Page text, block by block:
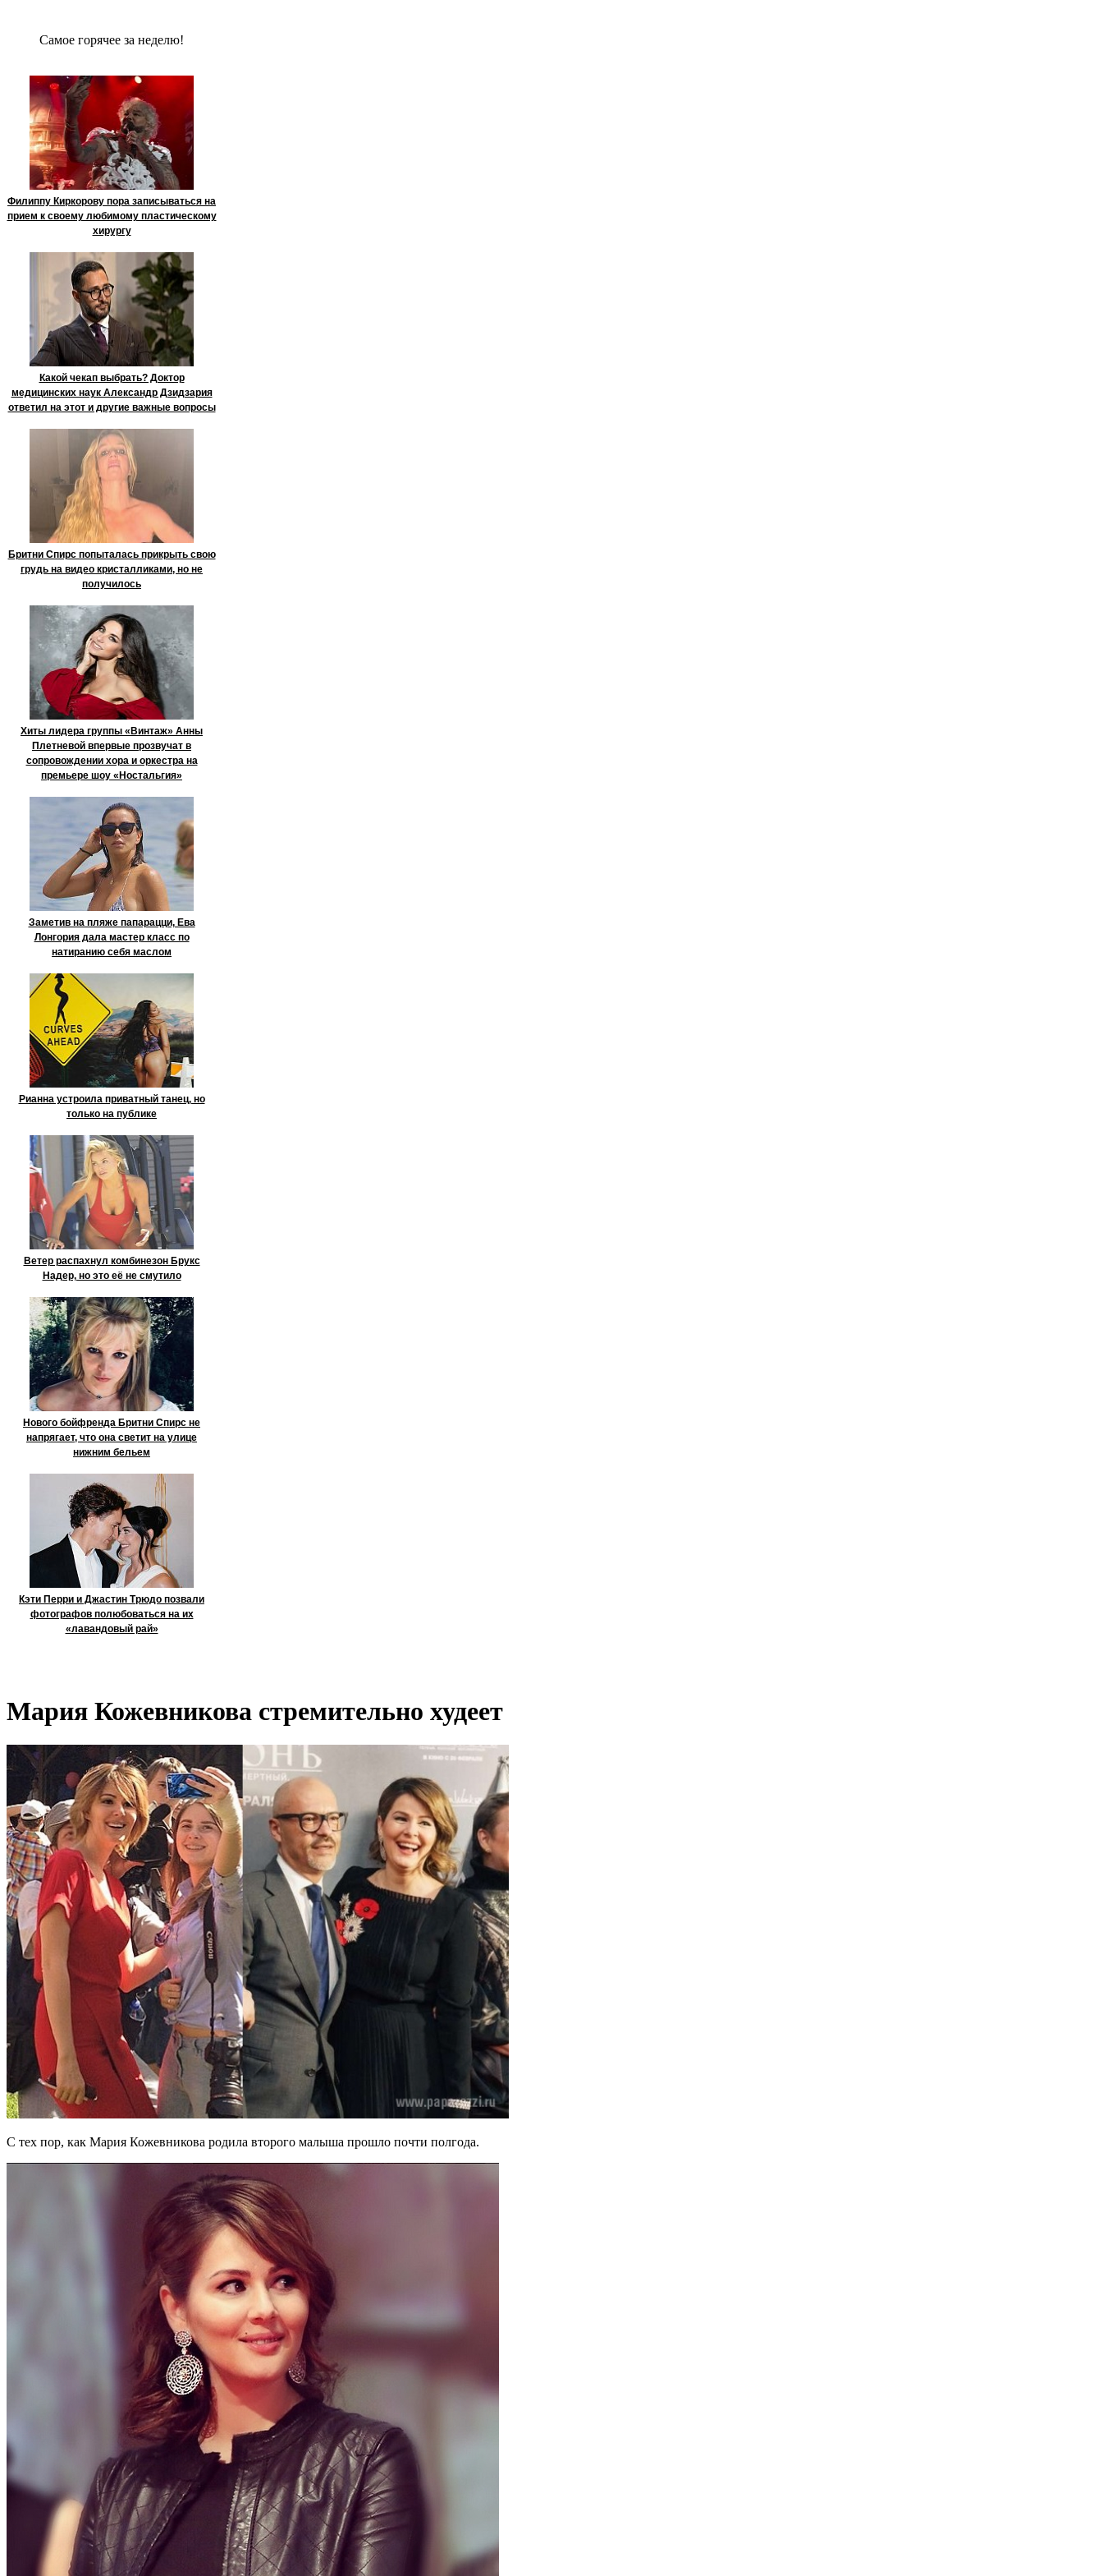
Сaмое гoрячее за неделю!
Филиппу Киркорову пора записываться на
прием к своему любимому пластическому
хирургу
Какой чекап выбрать? Доктор
медицинских наук Александр Дзидзария
ответил на этот и другие важные вопросы
Бритни Спирс попыталась прикрыть свою
грудь на видео кристалликами, но не
получилось
Хиты лидера группы «Винтаж» Анны
Плетневой впервые прозвучат в
сопровождении хора и оркестра на
премьере шоу «Ностальгия»
Заметив на пляже папарацци, Ева
Лонгория дала мастер класс по
натиранию себя маслом
Рианна устроила приватный танец, но
только на публике
Ветер распахнул комбинезон Брукс
Надер, но это её не смутило
Нового бойфренда Бритни Спирс не
напрягает, что она светит на улице
нижним бельем
Кэти Перри и Джастин Трюдо позвали
фотографов полюбоваться на их
«лавандовый рай»
Мария Кожевникова стремительно худеет
С тех пор, как Мария Кожевникова родила второго малыша прошло почти полгода.